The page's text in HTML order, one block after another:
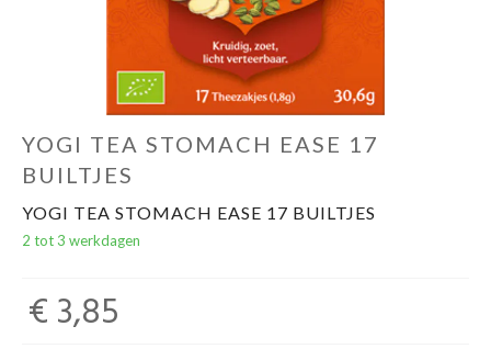
YOGI TEA STOMACH EASE 17
BUILTJES
YOGI TEA STOMACH EASE 17 BUILTJES
2 tot 3 werkdagen
€ 3,85